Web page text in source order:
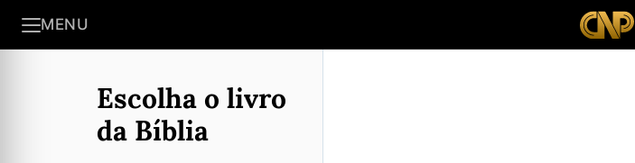
MENU
Escolha o livro
da Bíblia